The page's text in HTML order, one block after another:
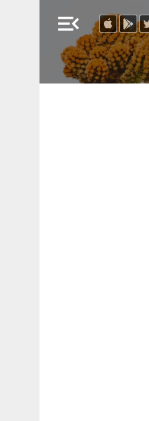
menu_open